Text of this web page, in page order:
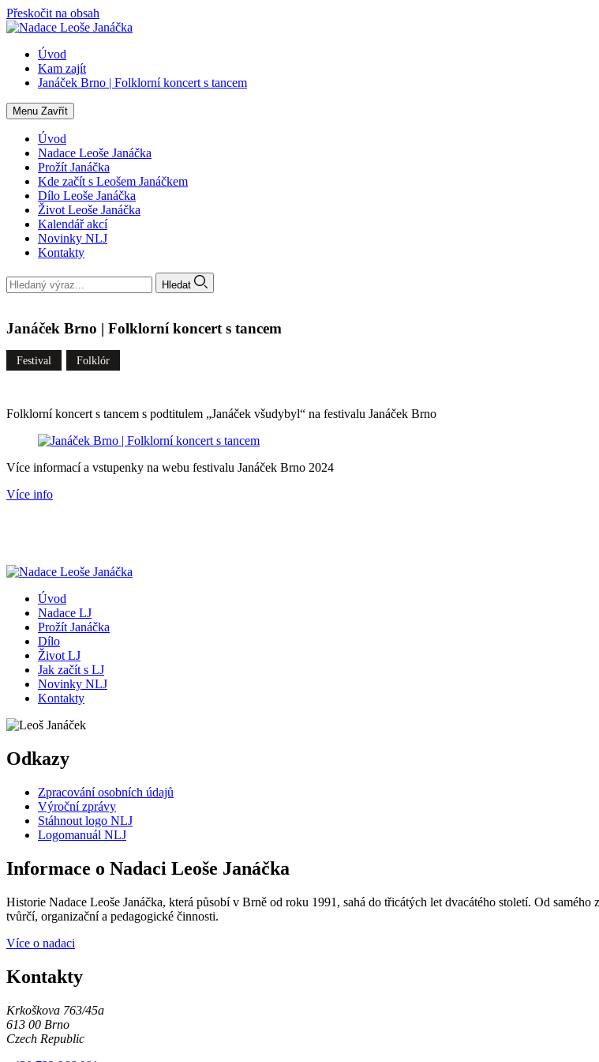
Přeskočit na obsah
Úvod
Kam zajít
Janáček Brno | Folklorní koncert s tancem
Menu Zavřít
Úvod
Nadace Leoše Janáčka
Prožít Janáčka
Kde začít s Leošem Janáčkem
Dílo Leoše Janáčka
Život Leoše Janáčka
Kalendář akcí
Novinky NLJ
Kontakty
Hledat
Janáček Brno | Folklorní koncert s tancem
Festival Folklór
Folklorní koncert s tancem s podtitulem „Janáček všudybyl“ na festivalu Janáček Brno
Více informací a vstupenky na webu festivalu Janáček Brno 2024
Více info
Úvod
Nadace LJ
Prožít Janáčka
Dílo
Život LJ
Jak začít s LJ
Novinky NLJ
Kontakty
Odkazy
Zpracování osobních údajů
Výroční zprávy
Stáhnout logo NLJ
Logomanuál NLJ
Informace o Nadaci Leoše Janáčka
Historie Nadace Leoše Janáčka, která působí v Brně od roku 1991, sahá do třicátých let dvacátého století. Od
tvůrčí, organizační a pedagogické činnosti.
Více o nadaci
Kontakty
Krkoškova 763/45a
613 00 Brno
Czech Republic